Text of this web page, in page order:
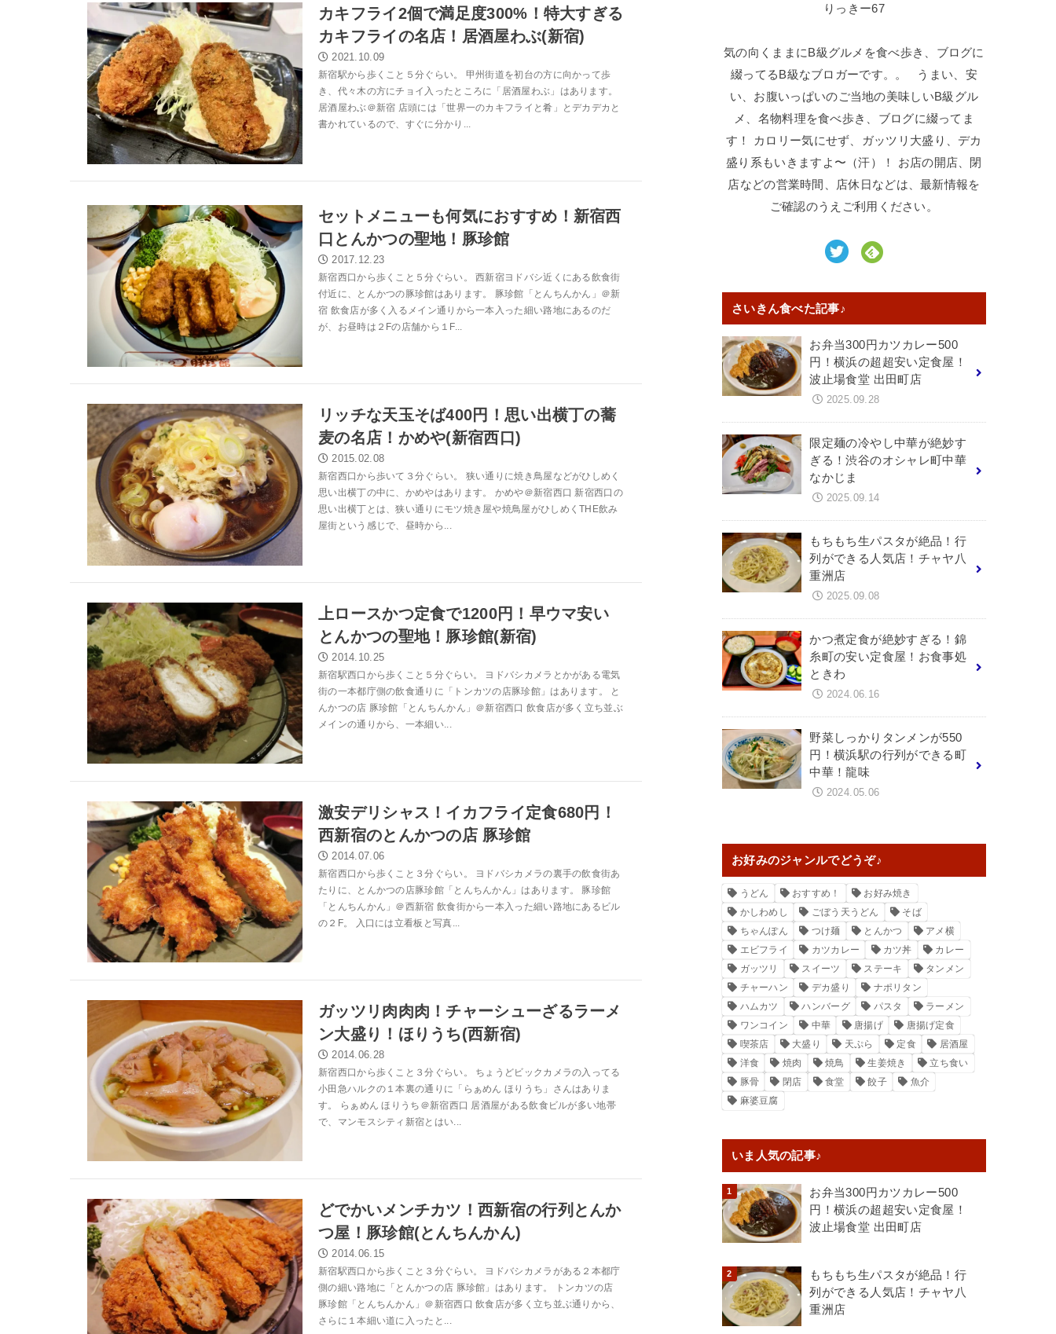
カキフライ2個で満足度300%！特大すぎる
カキフライの名店！居酒屋わぶ(新宿)
2021.10.09
新宿駅から歩くこと５分ぐらい。 甲州街道を初台の方に向かって歩
き、代々木の方にチョイ入ったところに「居酒屋わぶ」はあります。
居酒屋わぶ＠新宿 店頭には「世界一のカキフライと肴」とデカデカと
書かれているので、すぐに分かり...
セットメニューも何気におすすめ！新宿西
口とんかつの聖地！豚珍館
2017.12.23
新宿西口から歩くこと５分ぐらい。 西新宿ヨドバシ近くにある飲食街
付近に、とんかつの豚珍館はあります。 豚珍館「とんちんかん」＠新
宿 飲食店が多く入るメイン通りから一本入った細い路地にあるのだ
が、お昼時は２Fの店舗から１F...
リッチな天玉そば400円！思い出横丁の蕎
麦の名店！かめや(新宿西口)
2015.02.08
新宿西口から歩いて３分ぐらい。 狭い通りに焼き鳥屋などがひしめく
思い出横丁の中に、かめやはあります。 かめや＠新宿西口 新宿西口の
思い出横丁とは、狭い通りにモツ焼き屋や焼鳥屋がひしめくTHE飲み
屋街という感じで、昼時から...
上ロースかつ定食で1200円！早ウマ安い
とんかつの聖地！豚珍館(新宿)
2014.10.25
新宿駅西口から歩くこと５分ぐらい。 ヨドバシカメラとかがある電気
街の一本都庁側の飲食通りに「トンカツの店豚珍館」はあります。 と
んかつの店 豚珍館「とんちんかん」＠新宿西口 飲食店が多く立ち並ぶ
メインの通りから、一本細い...
激安デリシャス！イカフライ定食680円！
西新宿のとんかつの店 豚珍館
2014.07.06
新宿西口から歩くこと３分ぐらい。 ヨドバシカメラの裏手の飲食街あ
たりに、とんかつの店豚珍館「とんちんかん」はあります。 豚珍館
「とんちんかん」＠西新宿 飲食街から一本入った細い路地にあるビル
の２F。 入口には立看板と写真...
ガッツリ肉肉肉！チャーシューざるラーメ
ン大盛り！ほりうち(西新宿)
2014.06.28
新宿西口から歩くこと３分ぐらい。 ちょうどビックカメラの入ってる
小田急ハルクの１本裏の通りに「らぁめん ほりうち」さんはありま
す。 らぁめん ほりうち＠新宿西口 居酒屋がある飲食ビルが多い地帯
で、マンモスシティ新宿とはい...
どでかいメンチカツ！西新宿の行列とんか
つ屋！豚珍館(とんちんかん)
2014.06.15
新宿駅西口から歩くこと３分ぐらい。 ヨドバシカメラがある２本都庁
側の細い路地に「とんかつの店 豚珍館」はあります。 トンカツの店
豚珍館「とんちんかん」＠新宿西口 飲食店が多く立ち並ぶ通りから、
さらに１本細い道に入ったと...
りっきー67
気の向くままにB級グルメを食べ歩き、ブログに
綴ってるB級なブロガーです。。 うまい、安
い、お腹いっぱいのご当地の美味しいB級グル
メ、名物料理を食べ歩き、ブログに綴ってま
す！ カロリー気にせず、ガッツリ大盛り、デカ
盛り系もいきますよ〜（汗）！ お店の開店、閉
店などの営業時間、店休日などは、最新情報を
ご確認のうえご利用ください。
さいきん食べた記事♪
お弁当300円カツカレー500
円！横浜の超超安い定食屋！
波止場食堂 出田町店
2025.09.28
限定麺の冷やし中華が絶妙す
ぎる！渋谷のオシャレ町中華
なかじま
2025.09.14
もちもち生パスタが絶品！行
列ができる人気店！チャヤ八
重洲店
2025.09.08
かつ煮定食が絶妙すぎる！錦
糸町の安い定食屋！お食事処
ときわ
2024.06.16
野菜しっかりタンメンが550
円！横浜駅の行列ができる町
中華！龍味
2024.05.06
お好みのジャンルでどうぞ♪
うどん おすすめ！
お好み焼き
かしわめし
ごぼう天うどん
そば
ちゃんぽん
つけ麺 とんかつ
アメ横
エビフライ
カツカレー カツ丼
カレー
ガッツリ
スイーツ ステーキ
タンメン
チャーハン
デカ盛り
ナポリタン
ハムカツ
ハンバーグ パスタ
ラーメン
ワンコイン
中華 唐揚げ
唐揚げ定食
喫茶店
大盛り 天ぷら 定食
居酒屋
洋食
焼肉 焼鳥 生姜焼き
立ち食い
豚骨
閉店 食堂 餃子
魚介
麻婆豆腐
いま人気の記事♪
お弁当300円カツカレー500
円！横浜の超超安い定食屋！
波止場食堂 出田町店
もちもち生パスタが絶品！行
列ができる人気店！チャヤ八
重洲店